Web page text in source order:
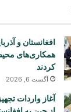
افغانستان و
همکاری‌های
کردند
آگست 6, 2026
آغاز واردات